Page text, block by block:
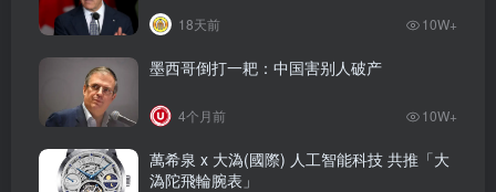
18天前 10W+
墨西哥倒打一耙：中国害别人破产
4个月前 10W+
萬希泉 x 大溈(國際) 人工智能科技 共推「大
溈陀飛輪腕表」